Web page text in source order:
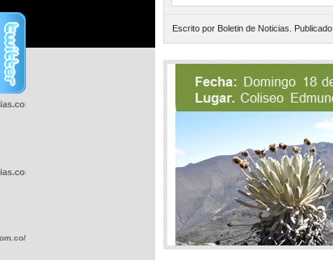
Escrito por Boletin de Noticias.
wp-
wp-
wp-